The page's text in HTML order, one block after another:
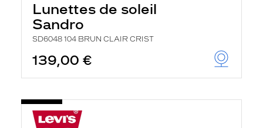
Lunettes de soleil
Sandro
SD6048 104 BRUN CLAIR CRIST
139,00 €